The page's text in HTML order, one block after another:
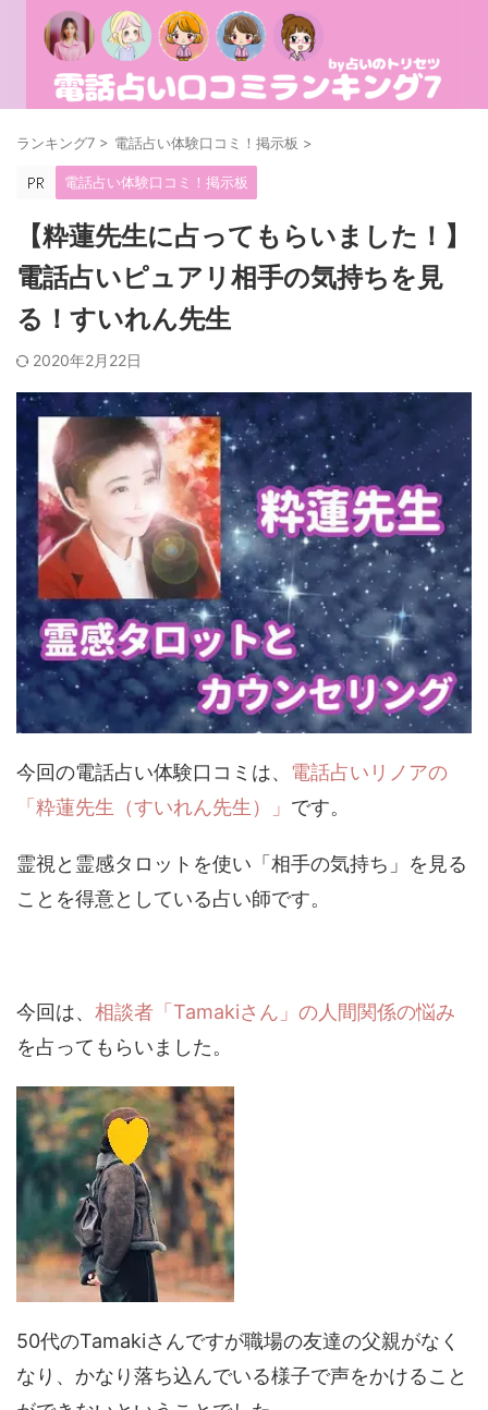
ランキング7 > 電話占い体験口コミ！掲示板 >
電話占い体験口コミ！掲示板
【粋蓮先生に占ってもらいました！】
電話占いピュアリ相手の気持ちを見
る！すいれん先生
2020年2月22日
今回の電話占い体験口コミは、 電話占いリノアの
「粋蓮先生（すいれん先生）」 です。
霊視と霊感タロットを使い「相手の気持ち」を見る
ことを得意としている占い師です。
今回は、 相談者「Tamakiさん」の人間関係の悩み
を占ってもらいました。
50代のTamakiさんですが職場の友達の父親がなく
なり、かなり落ち込んでいる様子で声をかけること